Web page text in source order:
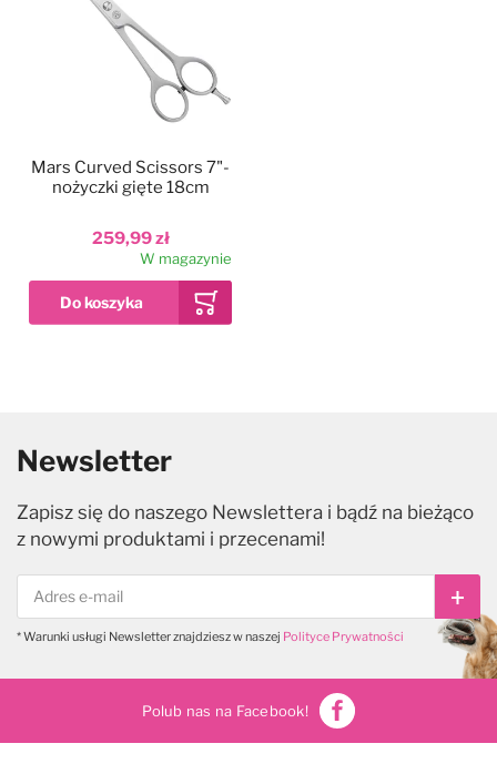
259,99 zł
Mars Curved Scissors 7"-
nożyczki gięte 18cm
W magazynie
Newsletter
Zapisz się do naszego Newslettera i bądź na bieżąco
z nowymi produktami i przecenami!
* Warunki usługi Newsletter znajdziesz w naszej Polityce Prywatności
Polub nas na Facebook!